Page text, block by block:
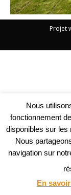
Projet
Nous
fonctionnement
disponibles sur les
Nous
navigation sur
En